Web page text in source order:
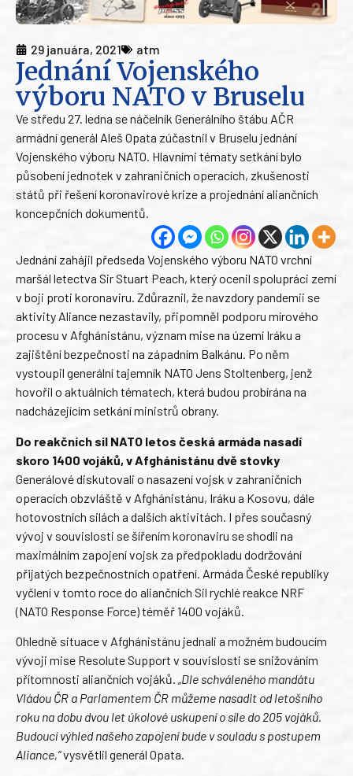
29 januára, 2021 atm
Jednání Vojenského
výboru NATO v Bruselu
Ve středu 27. ledna se náčelník Generálního štábu AČR
armádní generál Aleš Opata zúčastnil v Bruselu jednání
Vojenského výboru NATO. Hlavními tématy setkání bylo
působení jednotek v zahraničních operacích, zkušenosti
států při řešení koronavirové krize a projednání aliančních
koncepčních dokumentů.
Jednání zahájil předseda Vojenského výboru NATO vrchní
maršál letectva Sir Stuart Peach, který ocenil spolupráci zemí
v boji proti koronaviru. Zdůraznil, že navzdory pandemii se
aktivity Aliance nezastavily, připomněl podporu mírového
procesu v Afghánistánu, význam mise na území Iráku a
zajištění bezpečnosti na západním Balkánu. Po něm
vystoupil generální tajemník NATO Jens Stoltenberg, jenž
hovořil o aktuálních tématech, která budou probírána na
nadcházejícím setkání ministrů obrany.
Do reakčních sil NATO letos česká armáda nasadí
skoro 1400 vojáků, v Afghánistánu dvě stovky
Generálové diskutovali o nasazení vojsk v zahraničních
operacích obzvláště v Afghánistánu, Iráku a Kosovu, dále
hotovostních silách a dalších aktivitách. I přes současný
vývoj v souvislosti se šířením koronaviru se shodli na
maximálním zapojení vojsk za předpokladu dodržování
přijatých bezpečnostních opatření. Armáda České republiky
vyčlení v tomto roce do aliančních Sil rychlé reakce NRF
(NATO Response Force) téměř 1400 vojáků.
Ohledně situace v Afghánistánu jednali a možném budoucím
vývoji mise Resolute Support v souvislosti se snižováním
přítomnosti aliančních vojáků. „Dle schváleného mandátu
Vládou ČR a Parlamentem ČR můžeme nasadit od letošního
roku na dobu dvou let úkolové uskupení o síle do 205 vojáků.
Budoucí výhled našeho zapojení bude v souladu s postupem
Aliance,“vysvětlil generál Opata.